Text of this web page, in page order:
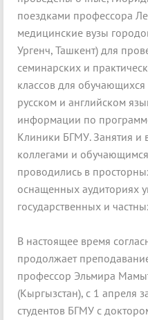
поездками профессора
медицинские вузы
Ургенч, Ташкент) для
семинарских и
классов для
русском и английском
информации по
Клиники БГМУ. Занятия и
коллегами и
проводились в
оснащенных аудиториях
государственных и
В настоящее время
продолжает
профессор Эльмира
(Кыргызстан), с 1 апреля
студентов БГМУ с